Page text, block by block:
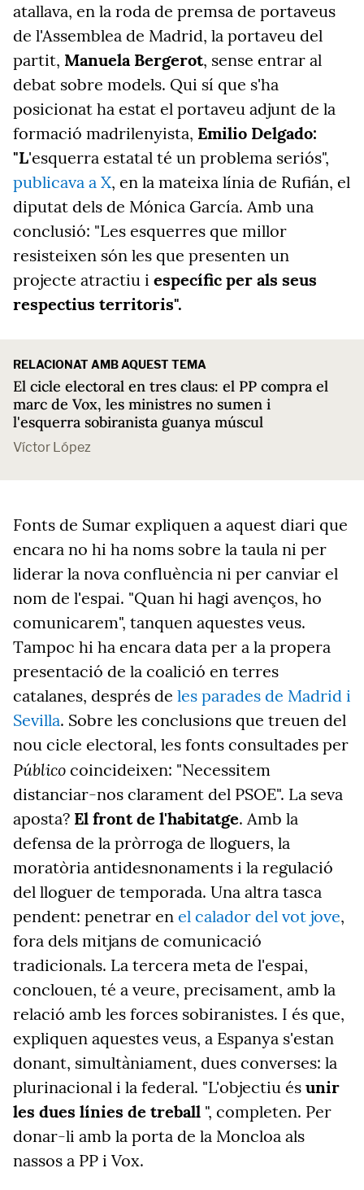
atallava, en la roda de premsa de portaveus
de l'Assemblea de Madrid, la portaveu del
partit, Manuela Bergerot, sense entrar al
debat sobre models. Qui sí que s'ha
posicionat ha estat el portaveu adjunt de la
formació madrilenyista, Emilio Delgado:
"L'esquerra estatal té un problema seriós",
publicava a X, en la mateixa línia de Rufián, el
diputat dels de Mónica García. Amb una
conclusió: "Les esquerres que millor
resisteixen són les que presenten un
projecte atractiu i específic per als seus
respectius territoris".
RELACIONAT AMB AQUEST TEMA
El cicle electoral en tres claus: el PP compra el
marc de Vox, les ministres no sumen i
l'esquerra sobiranista guanya múscul
Víctor López
Fonts de Sumar expliquen a aquest diari que
encara no hi ha noms sobre la taula ni per
liderar la nova confluència ni per canviar el
nom de l'espai. "Quan hi hagi avenços, ho
comunicarem", tanquen aquestes veus.
Tampoc hi ha encara data per a la propera
presentació de la coalició en terres
catalanes, després de les parades de Madrid i
Sevilla. Sobre les conclusions que treuen del
nou cicle electoral, les fonts consultades per
Público coincideixen: "Necessitem
distanciar-nos clarament del PSOE". La seva
aposta? El front de l'habitatge. Amb la
defensa de la pròrroga de lloguers, la
moratòria antidesnonaments i la regulació
del lloguer de temporada. Una altra tasca
pendent: penetrar en el calador del vot jove,
fora dels mitjans de comunicació
tradicionals. La tercera meta de l'espai,
conclouen, té a veure, precisament, amb la
relació amb les forces sobiranistes. I és que,
expliquen aquestes veus, a Espanya s'estan
donant, simultàniament, dues converses: la
plurinacional i la federal. "L'objectiu és unir
les dues línies de treball ", completen. Per
donar-li amb la porta de la Moncloa als
nassos a PP i Vox.